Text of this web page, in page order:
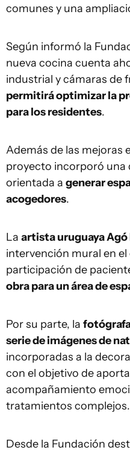
comunes y una
Según informó la
nueva cocina cuenta
industrial y cámaras de
permitirá optimizar la
para los residentes.
Además de las mejoras
proyecto incorporó una
orientada a generar
acogedores.
La artista uruguaya Agó
intervención mural en
participación de
obra para un área de
Por su parte, la
serie de imágenes de
incorporadas a la
con el objetivo de
acompañamiento
tratamientos complejos.
Desde la Fundación